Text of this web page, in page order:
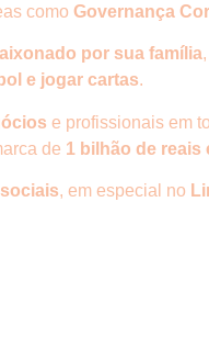
como Governança
por sua família
e jogar cartas.
e profissionais em
de 1 bilhão de reais
, em especial no